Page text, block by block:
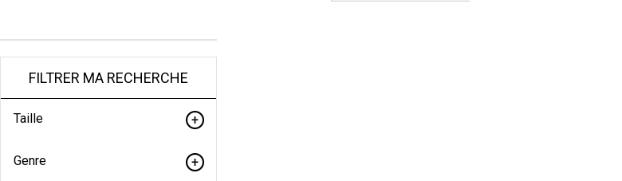
FILTRER MA RECHERCHE
Taille
Genre